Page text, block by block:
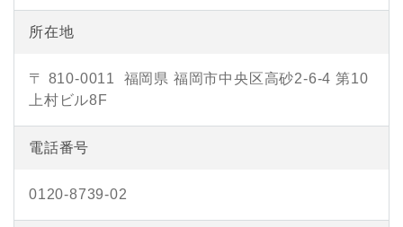
所在地
〒 810-0011 福岡県 福岡市中央区高砂2-6-4 第10
上村ビル8F
電話番号
0120-8739-02